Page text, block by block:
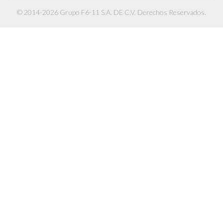
© 2014-2026 Grupo F6-11 S.A. DE C.V. Derechos Reservados.